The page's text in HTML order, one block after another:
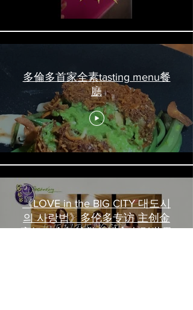
多倫多首家全素tasting menu餐
廳
《LOVE in the BIG CITY 대도시
의 사랑법》多伦多专访 主创金